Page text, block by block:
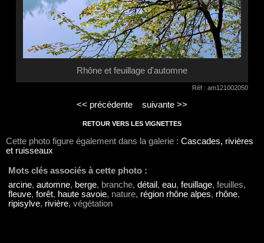
Rhône et feuillage d'automne
Réf : am121002050
<< précédente suivante >>
RETOUR VERS LES VIGNETTES
Cette photo figure également dans la galerie : Cascades, rivières
et ruisseaux
Mots clés associés à cette photo :
arcine, automne, berge, branche, détail , eau, feuillage, feuilles,
fleuve, forêt, haute savoie, nature, région rhône alpes, rhône,
ripisylve, rivière, végétation